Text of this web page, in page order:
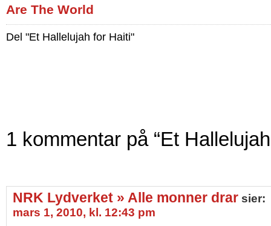
Are The World
Del "Et Hallelujah for Haiti"
1 kommentar på “Et
NRK Lydverket » Alle monner drar sier:
mars 1, 2010, kl. 12:43 pm